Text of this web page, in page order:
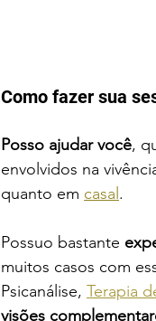
Como fazer sua
Posso ajudar você,
envolvidos na
quanto em casal .
Possuo bastante
muitos casos com
Psicanálise, Terapia
visões